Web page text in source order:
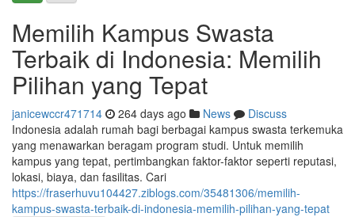
Memilih Kampus Swasta
Terbaik di Indonesia: Memilih
Pilihan yang Tepat
janicewccr471714 264 days ago News
Discuss
Indonesia adalah rumah bagi berbagai kampus swasta terkemuka
yang menawarkan beragam program studi. Untuk memilih
kampus yang tepat, pertimbangkan faktor-faktor seperti reputasi,
lokasi, biaya, dan fasilitas. Cari
https://fraserhuvu104427.ziblogs.com/35481306/memilih-
kampus-swasta-terbaik-di-indonesia-memilih-pilihan-yang-tepat